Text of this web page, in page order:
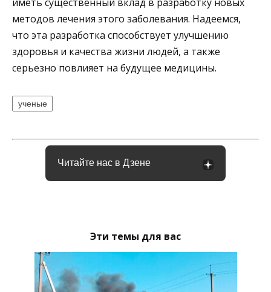
методов лечения этого заболевания. Надеемся,
что эта разработка способствует улучшению
здоровья и качества жизни людей, а также
серьезно повлияет на будущее медицины.
ученые
Читайте нас в Дзене
Эти темы для вас